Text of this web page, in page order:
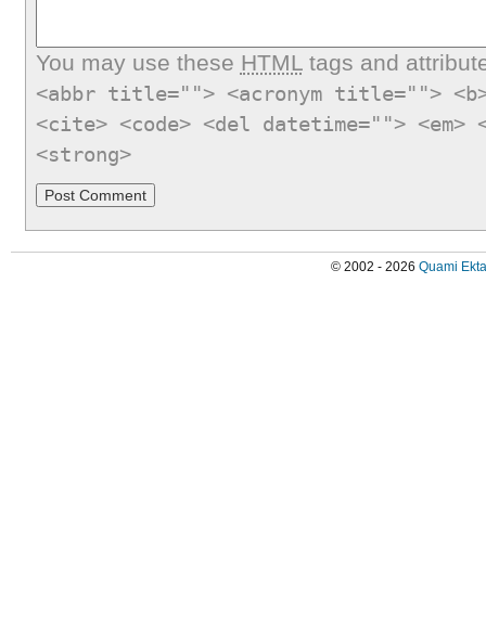
You may use these HTMLtags and
<abbr title=""> <acronym title="">
<cite> <code> <del datetime="">
<strong>
© 2002 - 2026 Quami